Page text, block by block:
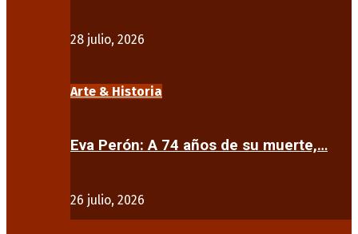
28 julio, 2026
Arte & Historia
Eva Perón: A 74 años de su muerte,…
26 julio, 2026